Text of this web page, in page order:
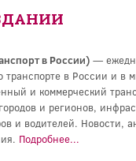
в России)—
транспорте в России и
и коммерческий
и регионов,
и водителей. Новости,
Подробнее...